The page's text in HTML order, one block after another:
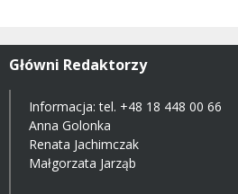
Główni Redaktorzy
Informacja: tel. +48 18 448 00 66
Anna Golonka
Renata Jachimczak
Małgorzata Jarząb